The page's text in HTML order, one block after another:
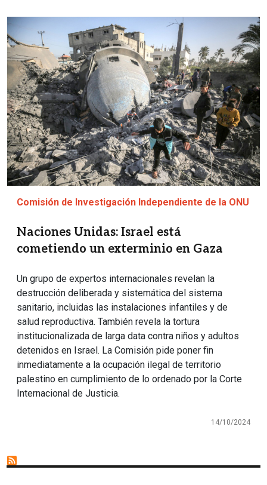
Imagen
Comisión de Investigación Independiente de la ONU
Naciones Unidas: Israel está
cometiendo un exterminio en Gaza
Un grupo de expertos internacionales revelan la
destrucción deliberada y sistemática del sistema
sanitario, incluidas las instalaciones infantiles y de
salud reproductiva. También revela la tortura
institucionalizada de larga data contra niños y adultos
detenidos en Israel. La Comisión pide poner fin
inmediatamente a la ocupación ilegal de territorio
palestino en cumplimiento de lo ordenado por la Corte
Internacional de Justicia.
14/10/2024